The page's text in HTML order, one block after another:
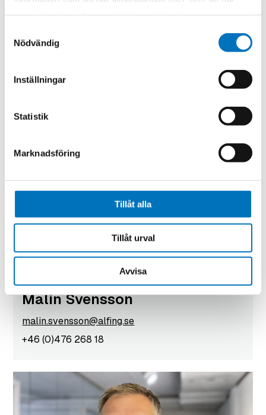
Nödvändig
Inställningar
Statistik
Marknadsföring
Tillåt alla
Tillåt urval
Avvisa
Anel Muhic
anel.muhic@alfing.se
Malin Svensson
malin.svensson@alfing.se
+46 (0)476 268 18